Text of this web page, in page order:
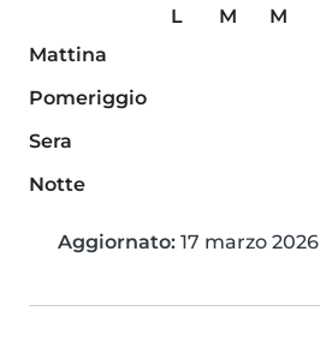
L M M
Mattina
Pomeriggio
Sera
Notte
Aggiornato: 17 marzo 2026